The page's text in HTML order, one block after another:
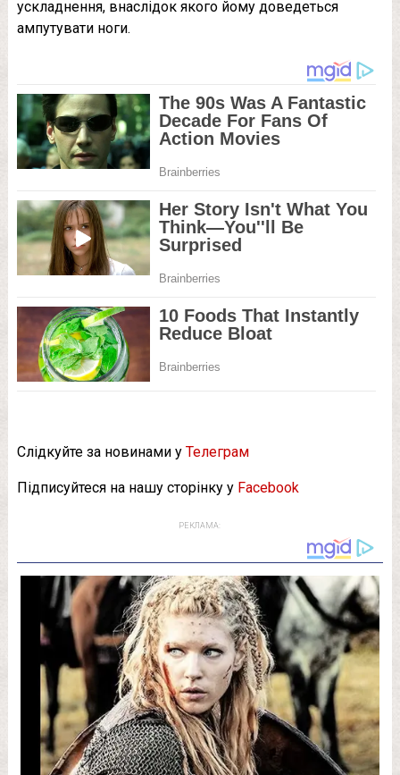
ускладнення, внаслідок якого йому доведеться
ампутувати ноги.
Слідкуйте за новинами у Телеграм
Підписуйтеся на нашу сторінку у Facebook
РЕКЛАМА: